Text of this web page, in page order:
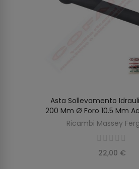
AGGIUNGI AL
Asta Sollevamento
200 Mm Ø Foro 10.5 Mm
Ricambi Massey
22,00 €